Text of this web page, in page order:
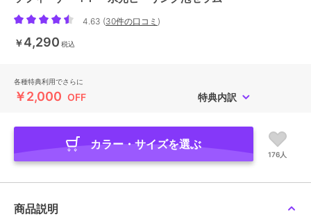
4.63 (30件の口コミ )
￥4,290 税込
各種特典利用でさらに
￥2,000 OFF 特典内訳
カラー・サイズを選ぶ
176人
商品説明